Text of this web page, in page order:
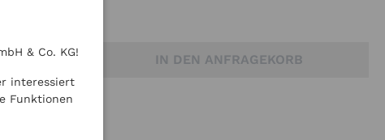
Angaben.
IN DEN ANFRAGEKORB
& Co. KG!
interessiert
Funktionen